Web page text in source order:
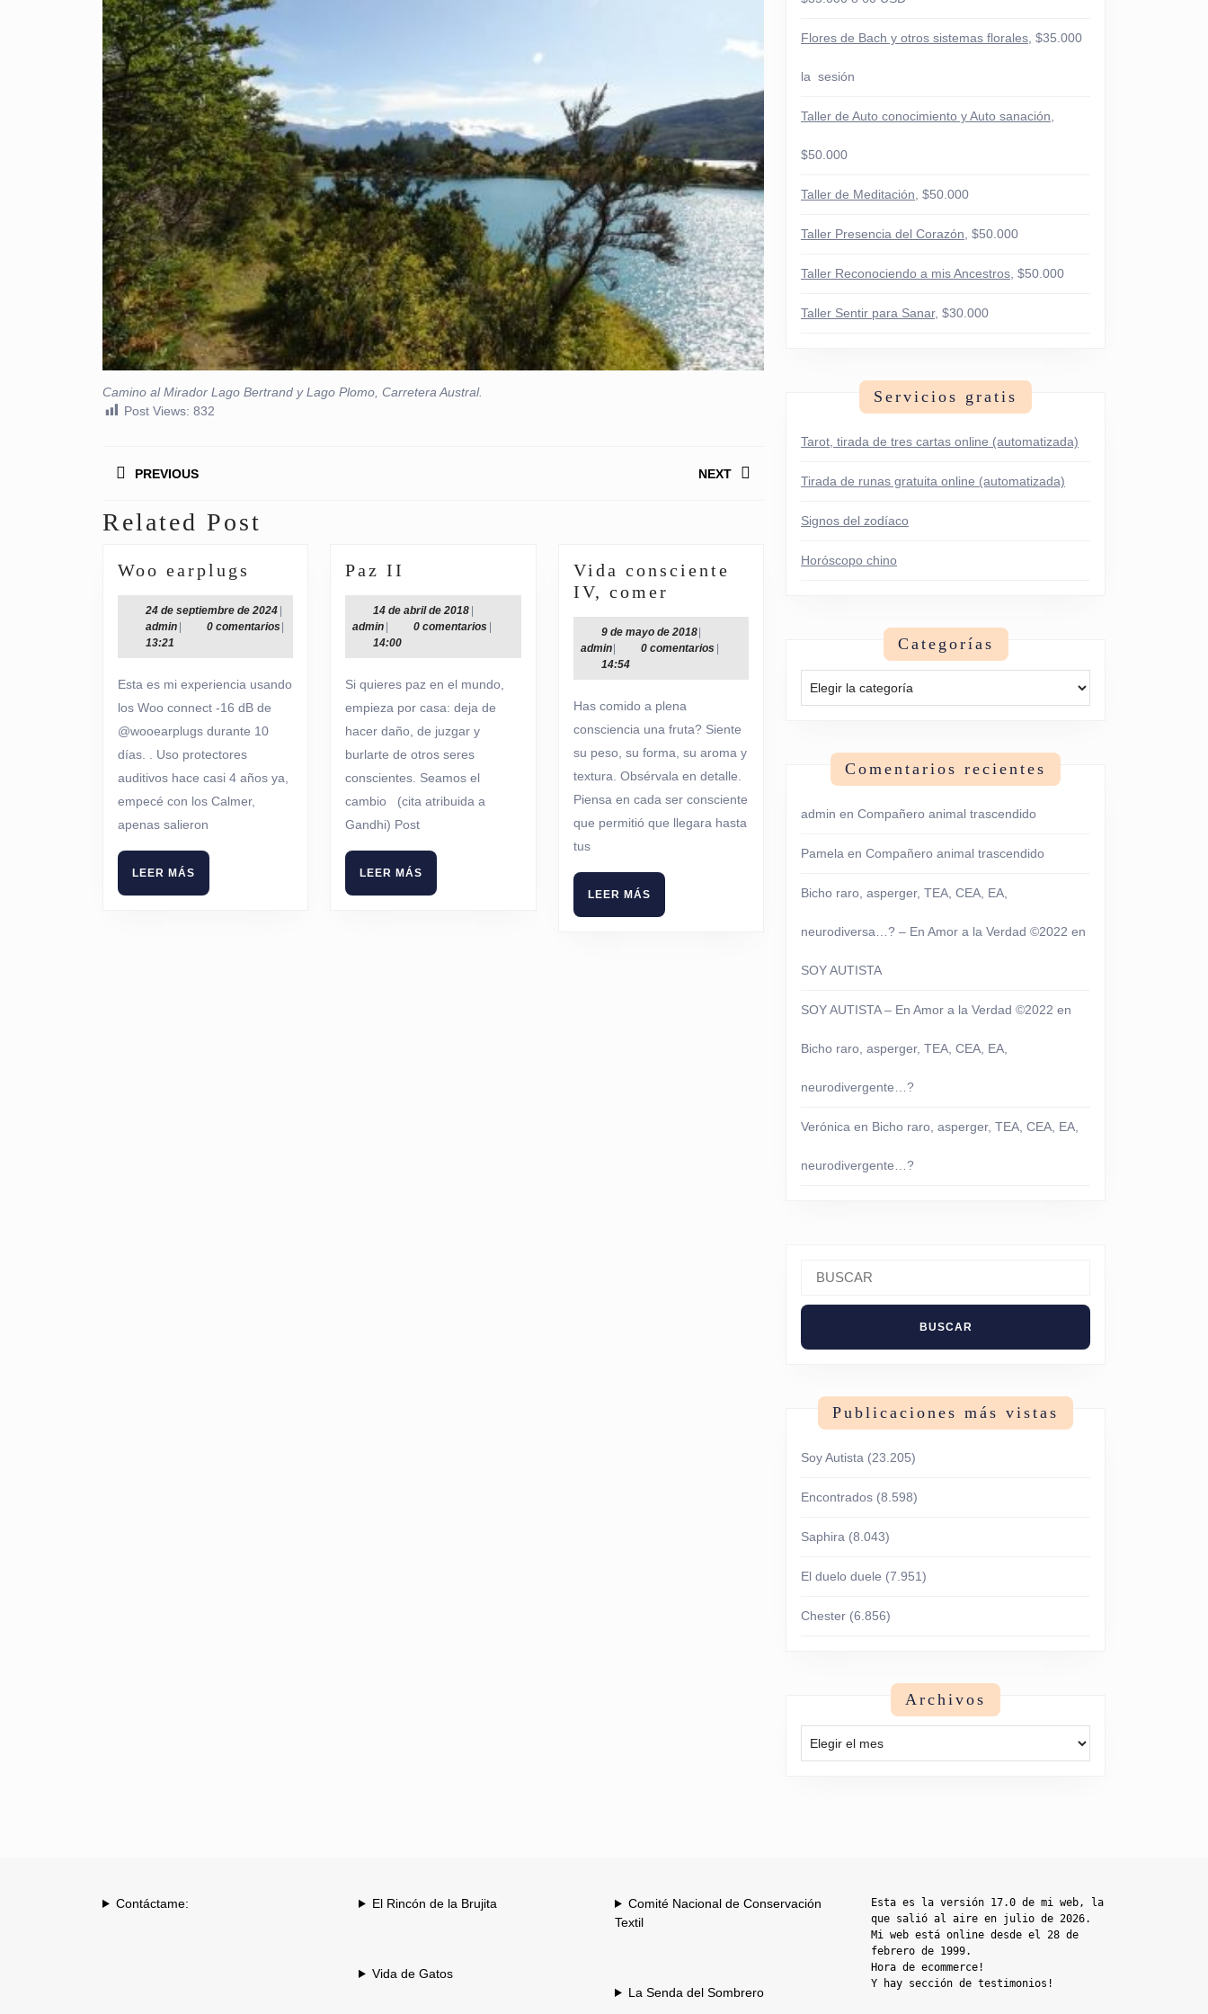
Camino al Mirador Lago Bertrand y Lago Plomo, Carretera Austral.
Post Views: 832
de
entradas
PREVIOUS
Entrada
NEXT
Related Post
Woo earplugs
earplugs
24 de septiembre de 202424
de
de
adminadmin0 comentarios
13:21
Esta es mi experiencia usando
los Woo connect -16 dB de
@wooearplugs durante 10
días. . Uso protectores
auditivos hace casi 4 años ya,
empecé con los Calmer,
apenas salieron
LEER MÁS
MÁS
Paz II
II
14 de abril de 201814
de
de
adminadmin0 comentarios
14:00
Si quieres paz en el mundo,
empieza por casa: deja de
hacer daño, de juzgar y
burlarte de otros seres
conscientes. Seamos el
cambio (cita atribuida a
Gandhi) Post
LEER MÁS
MÁS
Vida consciente
IV, comer
consciente
IV,
comer
9 de mayo de 20189
de
de
adminadmin0 comentarios
14:54
Has comido a plena
consciencia una fruta? Siente
su peso, su forma, su aroma y
textura. Obsérvala en detalle.
Piensa en cada ser consciente
que permitió que llegara hasta
tus
LEER MÁSLEER
MÁS
Flores de Bach y otros sistemas florales , $35.000
la sesión
Taller de Auto conocimiento y Auto sanación
$50.000
Taller de Meditación , $50.000
Taller Presencia del Corazón , $50.000
Taller Reconociendo a mis Ancestros , $50.000
Taller Sentir para Sanar, $30.000
Servicios gratis
Tarot, tirada de tres cartas online (automatizada)
Tirada de runas gratuita online (automatizada)
Signos del zodíaco
Horóscopo chino
Categorías
Comentarios recientes
admin en Compañero animal trascendido
Pamela en Compañero animal trascendido
Bicho raro, asperger, TEA, CEA, EA,
neurodiversa…? – En Amor a la Verdad ©2022 en
SOY AUTISTA
SOY AUTISTA – En Amor a la Verdad ©2022 en
Bicho raro, asperger, TEA, CEA, EA,
neurodivergente…?
Verónica en Bicho raro, asperger, TEA, CEA, EA,
neurodivergente…?
Publicaciones más vistas
Soy Autista (23.205)
Encontrados (8.598)
Saphira (8.043)
El duelo duele (7.951)
Chester (6.856)
Archivos
Contáctame: El Rincón de la Brujita
Vida de Gatos
Comité Nacional de Conservación
Textil
La Senda del Sombrero
Esta es la versión 17.0 de mi web, la
que salió al aire en julio de 2026.
Mi web está online desde el 28 de
febrero de 1999.
Hora de ecommerce!
Y hay sección de testimonios!